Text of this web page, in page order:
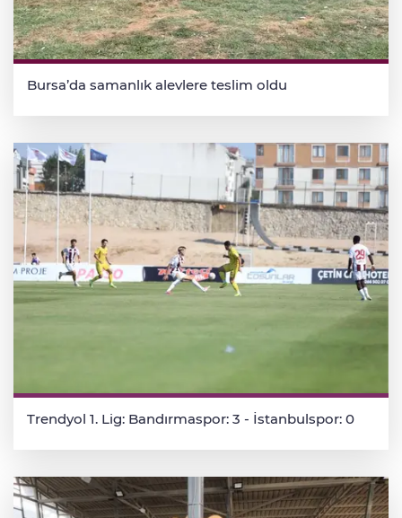
Bursa’da samanlık alevlere teslim oldu
Trendyol 1. Lig: Bandırmaspor: 3 - İstanbulspor: 0